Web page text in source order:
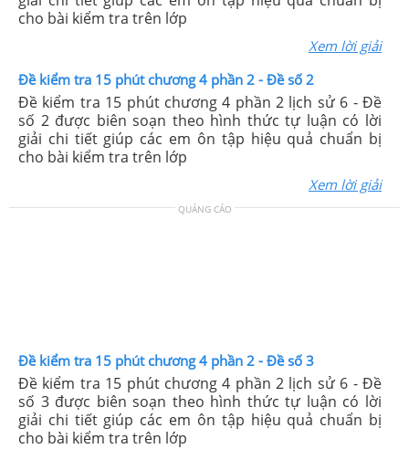
cho bài kiểm tra trên lớp
Xem lời giải
Đề kiểm tra 15 phút chương 4 phần 2 - Đề số 2
Đề kiểm tra 15 phút chương 4 phần 2 lịch sử 6 - Đề
số 2 được biên soạn theo hình thức tự luận có lời
giải chi tiết giúp các em ôn tập hiệu quả chuẩn bị
cho bài kiểm tra trên lớp
Xem lời giải
QUẢNG CÁO
Đề kiểm tra 15 phút chương 4 phần 2 - Đề số 3
Đề kiểm tra 15 phút chương 4 phần 2 lịch sử 6 - Đề
số 3 được biên soạn theo hình thức tự luận có lời
giải chi tiết giúp các em ôn tập hiệu quả chuẩn bị
cho bài kiểm tra trên lớp